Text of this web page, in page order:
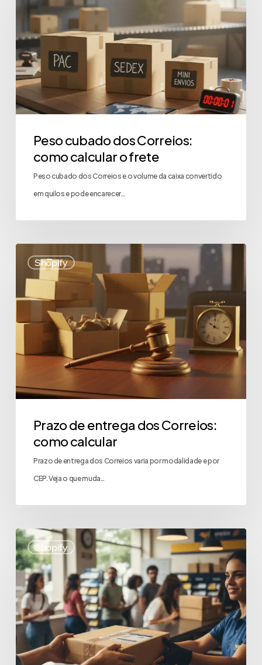
Peso cubado dos Correios:
como calcular o frete
Peso cubado dos Correios e o volume da caixa convertido
em quilos e pode encarecer…
Shopify
Prazo de entrega dos Correios:
como calcular
Prazo de entrega dos Correios varia por modalidade e por
CEP. Veja o que muda…
Shopify